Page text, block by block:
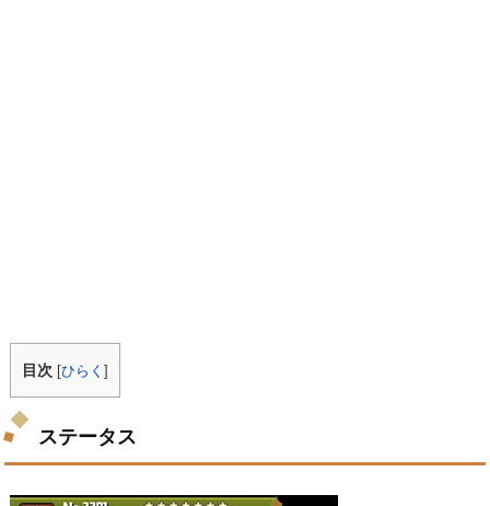
目次 [ひらく]
ステータス